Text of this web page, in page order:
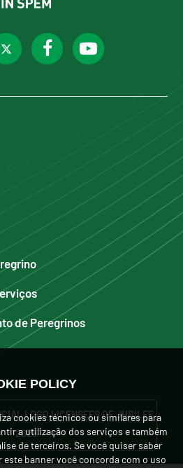
de Peregrinos
LOGO LICENSEES OF JUBILEE
2025
POLICY
cookies técnicos ou similares para
a utilização dos serviços e também
de terceiros. Se você quiser saber
este banner você concorda com o uso